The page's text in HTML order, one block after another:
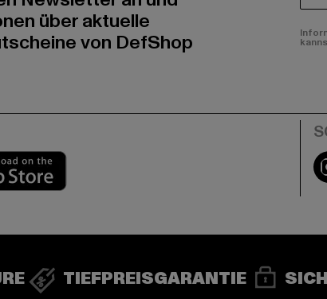
über aktuelle
von DefShop
TIEFPREISGARANTIE